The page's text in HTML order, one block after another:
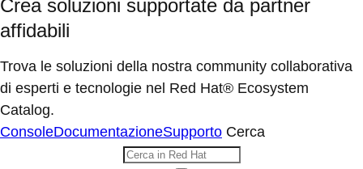
Crea soluzioni supportate da partner
affidabili
Trova le soluzioni della nostra community collaborativa
di esperti e tecnologie nel Red Hat® Ecosystem
Catalog.
ConsoleDocumentazioneSupporto Cerca